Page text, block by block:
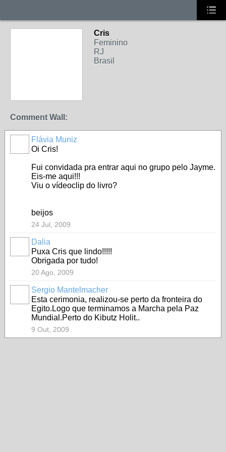
Cris
Feminino
RJ
Brasil
Comment Wall:
Flávia Muniz
Oi Cris!
Fui convidada pra entrar aqui no grupo pelo Jayme.
Eis-me aqui!!!
Viu o vídeoclip do livro?
beijos
24 Jul, 2009
Dalia
Puxa Cris que lindo!!!!!
Obrigada por tudo!
20 Ago, 2009
Sergio Mantelmacher
Esta cerimonia, realizou-se perto da fronteira do
Egito.Logo que terminamos a Marcha pela Paz
Mundial.Perto do Kibutz Holit..
9 Out, 2009